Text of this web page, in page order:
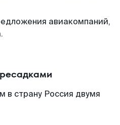
авиакомпаний,
в страну Россия двумя